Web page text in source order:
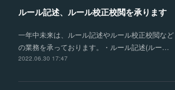
ルール記述、ルール校正校閲を承ります
一年中未来は、ルール記述やルール校正校閲など
の業務を承っております。・ルール記述(ルー…
2022.06.30 17:47